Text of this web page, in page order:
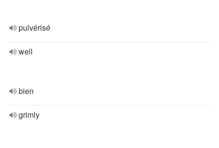
pulvérisé
well
bien
grimly